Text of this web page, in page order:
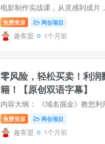
免费资源 网创项目
趣客盟 1个月前
零风险，轻松买卖！利
籍！【原创双语字幕】
免费资源 网创项目
趣客盟 1个月前